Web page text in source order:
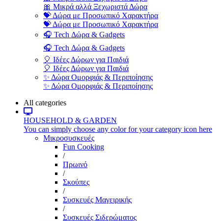
🎀 Μικρά αλλά Ξεχωριστά Δώρα
💝 Δώρα με Προσωπικό Χαρακτήρα
💝 Δώρα με Προσωπικό Χαρακτήρα
🎧 Tech Δώρα & Gadgets
🎧 Tech Δώρα & Gadgets
🎈 Ιδέες Δώρων για Παιδιά
🎈 Ιδέες Δώρων για Παιδιά
✨ Δώρα Ομορφιάς & Περιποίησης
✨ Δώρα Ομορφιάς & Περιποίησης
All categories
HOUSEHOLD & GARDEN
You can simply choose any color for your category icon here
Μικροσυσκευές
Fun Cooking
/
Πρωινό
/
Σκούπες
/
Συσκευές Μαγειρικής
/
Συσκευές Σιδερώματος